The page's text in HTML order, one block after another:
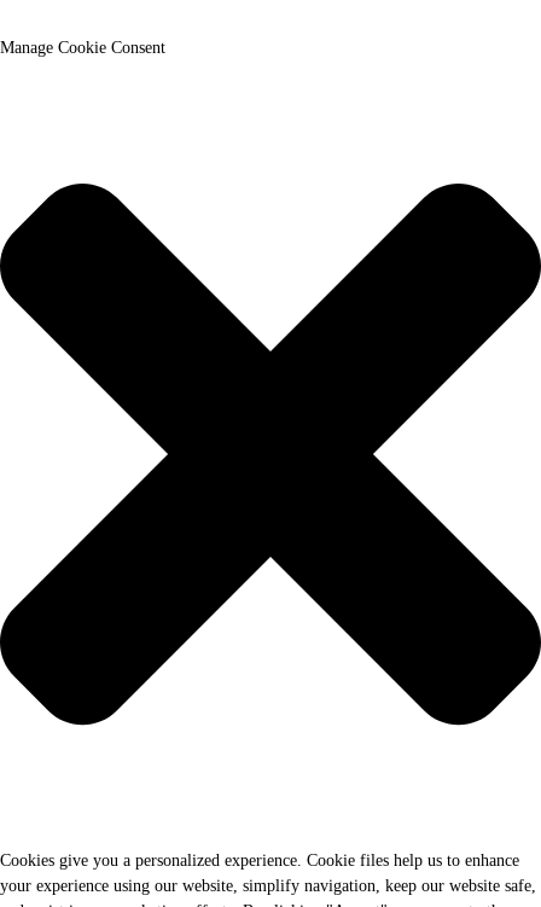
Manage Cookie Consent
Cookies give you a personalized experience. Cookie files help us to enhance
your experience using our website, simplify navigation, keep our website safe,